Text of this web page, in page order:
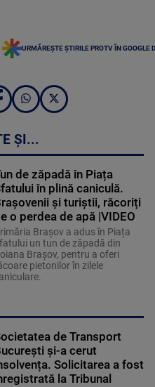
URMĂREȘTE ȘTIRILE PROTV ÎN GOOGLE
ȘI...
de zăpadă în Piața
în plină caniculă.
și turiștii, răcoriți
o perdea de apă |VIDEO
Brașov a adus în Piața
un tun de zăpadă din
Brașov, pentru a oferi
pietonilor în zilele
de Transport
și-a cerut
Solicitarea a fost
la Tribunal